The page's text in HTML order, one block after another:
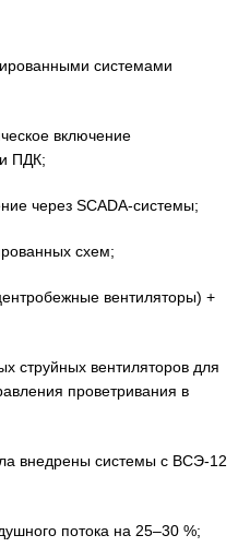
системами
включение
ПДК;
через SCADA-системы;
схем;
вентиляторы) +
вентиляторов для
проветривания в
внедрены системы с ВСЭ-12
потока на 25–30 %;